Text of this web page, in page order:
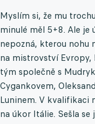
Myslím si, že mu
minulé měl 5+8. Ale je
nepozná, kterou nohu
na mistrovství
tým společně s
Cygankovem,
Luninem. V kvalifikaci
na úkor Itálie. Sešla